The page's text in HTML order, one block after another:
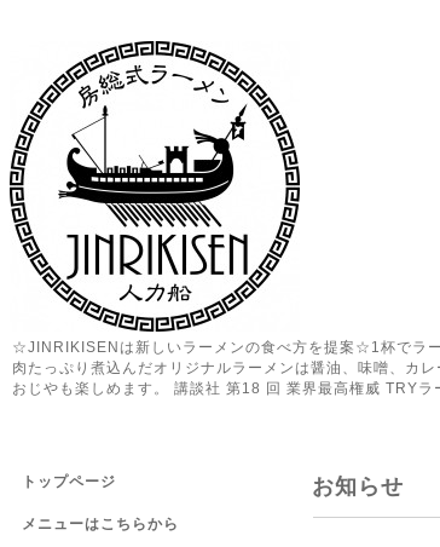
☆JINRIKISENは新しいラーメンの食べ方を提案☆1杯でラ
肉たっぷり煮込んだオリジナルラーメンは醤油、味噌、カ
おじやも楽しめます。 講談社 第18 回 業界最高権威 TRY
お知らせ
トップページ
メニューはこちらから